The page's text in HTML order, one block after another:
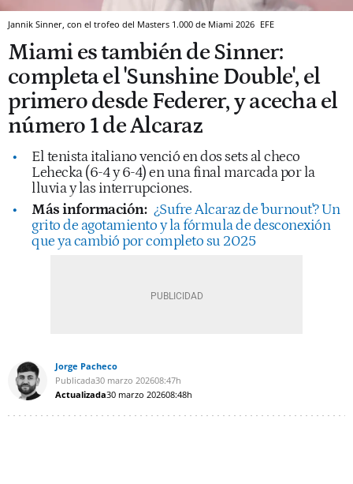
Jannik Sinner, con el trofeo del Masters 1.000 de Miami 2026 EFE
Miami es también de Sinner:
completa el 'Sunshine Double', el
primero desde Federer, y acecha el
número 1 de Alcaraz
El tenista italiano venció en dos sets al checo
Lehecka (6-4 y 6-4) en una final marcada por la
lluvia y las interrupciones.
Más información: ¿Sufre Alcaraz de 'burnout'? Un
grito de agotamiento y la fórmula de desconexión
que ya cambió por completo su 2025
Jorge Pacheco
Publicada30 marzo 202608:47h
Actualizada30 marzo 202608:48h